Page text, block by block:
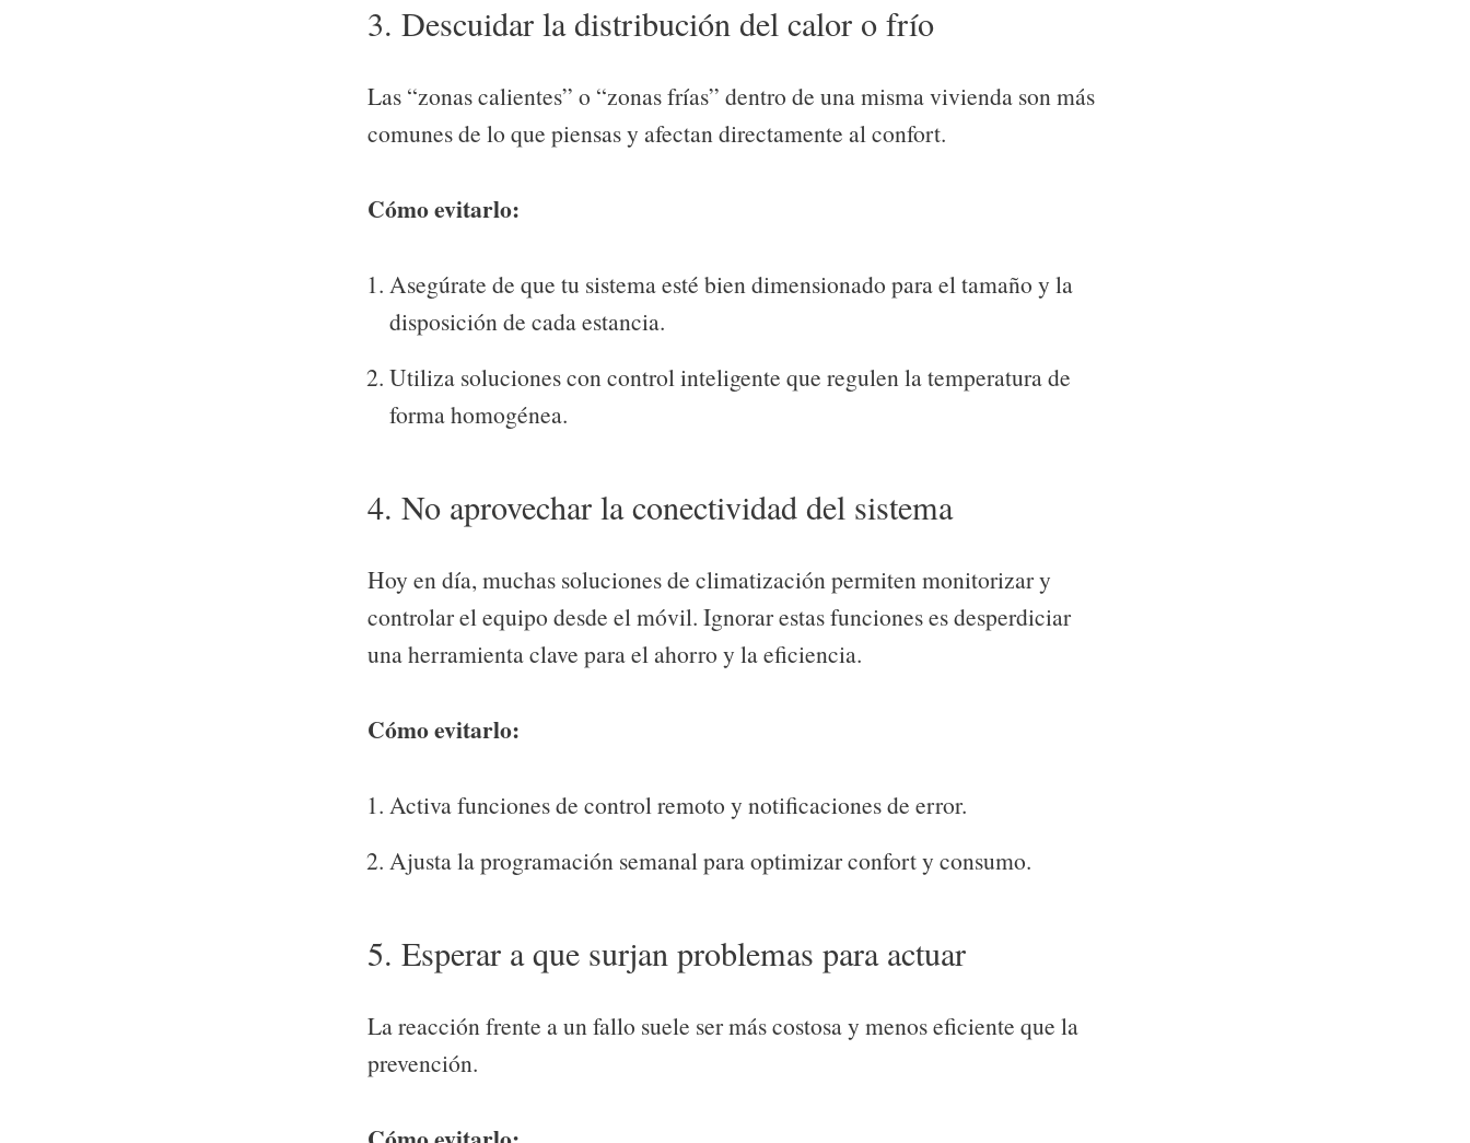
3. Descuidar la distribución del calor o frío
Las “zonas calientes” o “zonas frías” dentro de una misma vivienda son más
comunes de lo que piensas y afectan directamente al confort.
Cómo evitarlo:
Asegúrate de que tu sistema esté bien dimensionado para el tamaño y la
disposición de cada estancia.
Utiliza soluciones con control inteligente que regulen la temperatura de
forma homogénea.
4. No aprovechar la conectividad del sistema
Hoy en día, muchas soluciones de climatización permiten monitorizar y
controlar el equipo desde el móvil. Ignorar estas funciones es desperdiciar
una herramienta clave para el ahorro y la eficiencia.
Cómo evitarlo:
Activa funciones de control remoto y notificaciones de error.
Ajusta la programación semanal para optimizar confort y consumo.
5. Esperar a que surjan problemas para actuar
La reacción frente a un fallo suele ser más costosa y menos eficiente que la
prevención.